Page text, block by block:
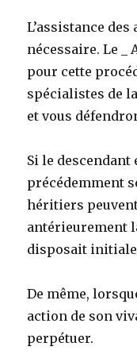
L’assistance
nécessaire. Le _
pour cette
spécialistes de
et vous
Si le
précédemment
héritiers
antérieurement
disposait
De même,
action de son
perpétuer.